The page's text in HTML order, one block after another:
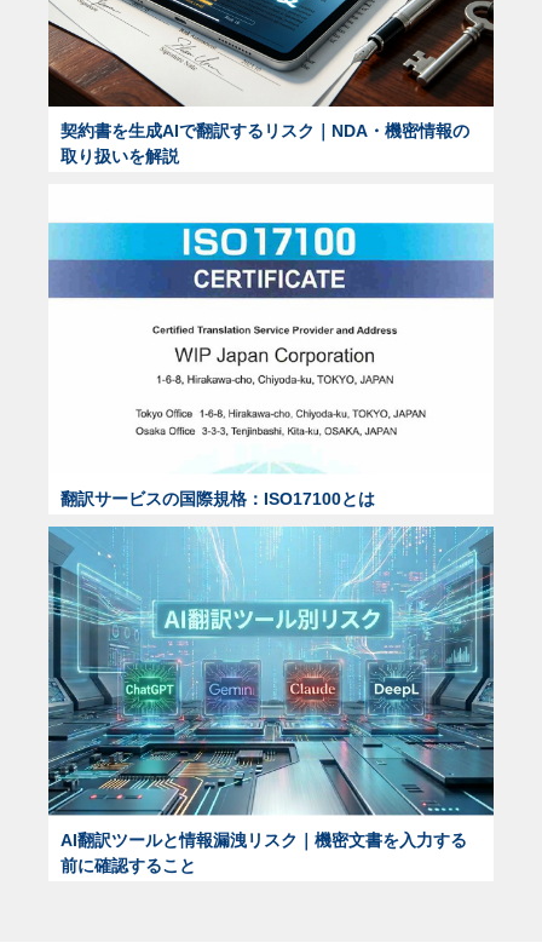
契約書を生成AIで翻訳するリスク｜NDA・機密情報の
取り扱いを解説
翻訳サービスの国際規格：ISO17100とは
AI翻訳ツールと情報漏洩リスク｜機密文書を入力する
前に確認すること